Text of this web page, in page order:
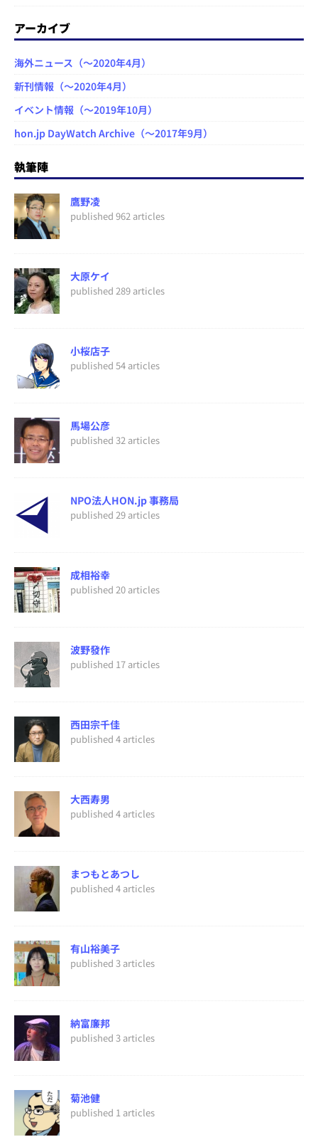
アーカイブ
海外ニュース（～2020年4月）
新刊情報（～2020年4月）
イベント情報（～2019年10月）
hon.jp DayWatch Archive（～2017年9月）
執筆陣
鷹野凌
published 962 articles
大原ケイ
published 289 articles
小桜店子
published 54 articles
馬場公彦
published 32 articles
NPO法人HON.jp 事務局
published 29 articles
成相裕幸
published 20 articles
波野發作
published 17 articles
西田宗千佳
published 4 articles
大西寿男
published 4 articles
まつもとあつし
published 4 articles
有山裕美子
published 3 articles
納富廉邦
published 3 articles
菊池健
published 1 articles